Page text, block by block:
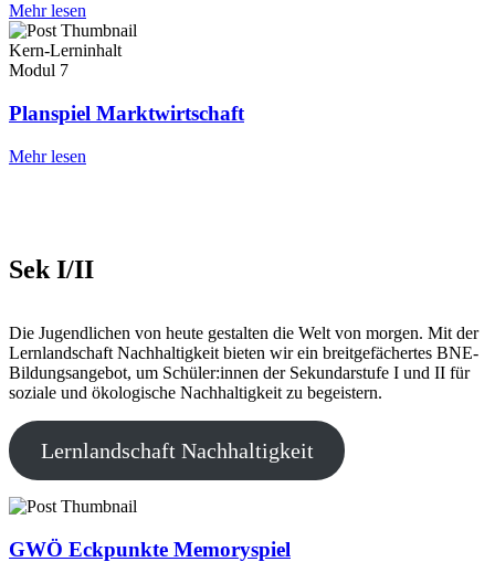
Mehr lesen
Kern-Lerninhalt
Modul 7
Planspiel Marktwirtschaft
Mehr lesen
Sek I/II
Die Jugendlichen von heute gestalten die Welt von morgen. Mit der
Lernlandschaft Nachhaltigkeit bieten wir ein breitgefächertes BNE-
Bildungsangebot, um Schüler:innen der Sekundarstufe I und II für
soziale und ökologische Nachhaltigkeit zu begeistern.
Lernlandschaft Nachhaltigkeit
GWÖ Eckpunkte Memoryspiel